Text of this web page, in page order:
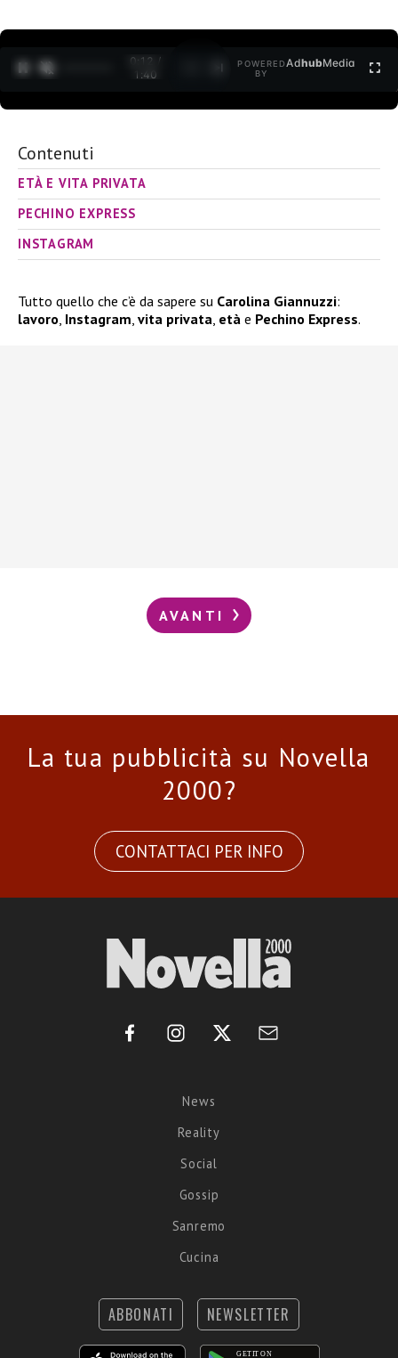
0:12 /
1:40
POWERED
BY
AdhubMedia
Contenuti
ETÀ E VITA PRIVATA
PECHINO EXPRESS
INSTAGRAM
Tutto quello che c’è da sapere su Carolina Giannuzzi:
lavoro, Instagram, vita privata, età e Pechino Express.
AVANTI
La tua pubblicità su Novella
2000?
CONTATTACI PER INFO
News
Reality
Social
Gossip
Sanremo
Cucina
ABBONATI NEWSLETTER